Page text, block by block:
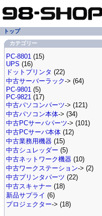
トップ
カテゴリー
PC-8801 (15)
UPS (16)
ドットプリンタ (22)
中古サーバーラック-> (64)
PC-9801 (5)
PC-9821 (17)
中古パソコンパーツ-> (121)
中古パソコン本体-> (34)
中古PCサーバパーツ-> (101)
中古PCサーバ本体 (12)
中古業務用機器 (15)
中古シュレッダー (5)
中古ネットワーク機器 (10)
中古ワークステーション-> (2)
中古プリンタパーツ (22)
中古スキャナー (18)
新品サプライ (6)
プロジェクター-> (18)